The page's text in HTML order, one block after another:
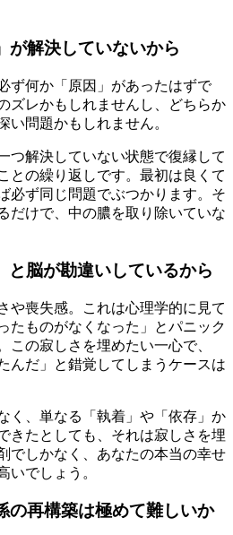
が解決していないから
ず何か「原因」があったはずで
ズレかもしれませんし、どちらか
い問題かもしれません。
つ解決していない状態で復縁して
との繰り返しです。最初は良くて
必ず同じ問題でぶつかります。そ
だけで、中の膿を取り除いていな
と脳が勘違いしているから
や喪失感。これは心理学的に見て
たものがなくなった」とパニック
この寂しさを埋めたい一心で、
んだ」と錯覚してしまうケースは
く、単なる「執着」や「依存」か
きたとしても、それは寂しさを埋
でしかなく、あなたの本当の幸せ
いでしょう。
の再構築は極めて難しいか